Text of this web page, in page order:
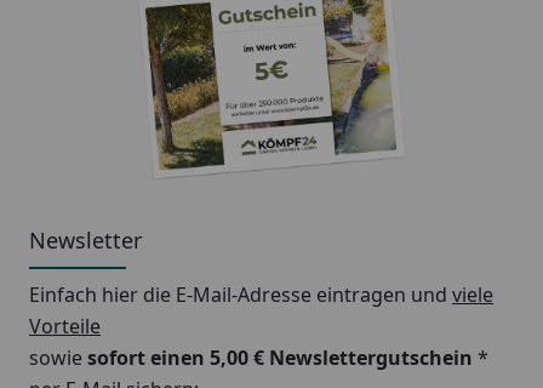
Newsletter
Einfach hier die E-Mail-Adresse eintragen und viele
Vorteile
sowiesofort einen 5,00 € Newslettergutschein *